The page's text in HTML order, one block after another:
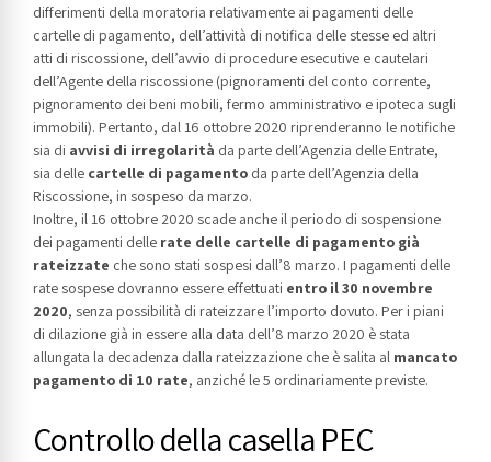
differimenti della moratoria relativamente ai pagamenti delle
cartelle di pagamento, dell’attività di notifica delle stesse ed altri
atti di riscossione, dell’avvio di procedure esecutive e cautelari
dell’Agente della riscossione (pignoramenti del conto corrente,
pignoramento dei beni mobili, fermo amministrativo e ipoteca sugli
immobili). Pertanto, dal 16 ottobre 2020 riprenderanno le notifiche
sia di avvisi di irregolarità da parte dell’Agenzia delle Entrate,
sia delle cartelle di pagamento da parte dell’Agenzia della
Riscossione, in sospeso da marzo.
Inoltre, il 16 ottobre 2020 scade anche il periodo di sospensione
dei pagamenti delle rate delle cartelle di pagamento già
rateizzate che sono stati sospesi dall’8 marzo. I pagamenti delle
rate sospese dovranno essere effettuati entro il 30 novembre
2020, senza possibilità di rateizzare l’importo dovuto. Per i piani
di dilazione già in essere alla data dell’8 marzo 2020 è stata
allungata la decadenza dalla rateizzazione che è salita al mancato
pagamento di 10 rate, anziché le 5 ordinariamente previste.
Controllo della casella PEC